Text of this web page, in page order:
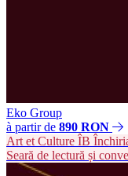
Eko Group
à partir de 890 RON
Art et Culture ÎB
Seară de lectură și